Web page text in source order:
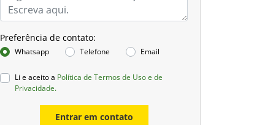
Preferência de contato:
Whatsapp Telefone Email
Li e aceito a Política de Termos de Uso e de
Privacidade.
Entrar em contato